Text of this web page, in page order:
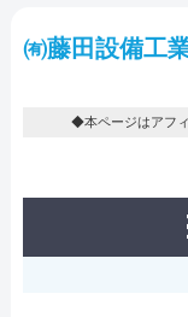
㈲藤田設備工
◆本ページはアフ